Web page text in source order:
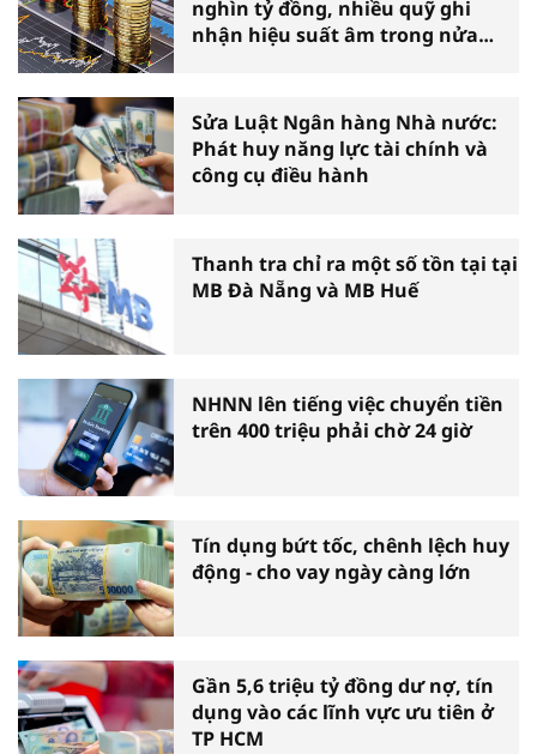
nghìn tỷ đồng, nhiều quỹ ghi
nhận hiệu suất âm trong nửa
Sửa Luật Ngân hàng Nhà nước:
Phát huy năng lực tài chính và
công cụ điều hành
Thanh tra chỉ ra một số tồn tại tại
MB Đà Nẵng và MB Huế
NHNN lên tiếng việc chuyển tiền
trên 400 triệu phải chờ 24 giờ
Tín dụng bứt tốc, chênh lệch huy
động - cho vay ngày càng lớn
Gần 5,6 triệu tỷ đồng dư nợ, tín
dụng vào các lĩnh vực ưu tiên ở
TP HCM